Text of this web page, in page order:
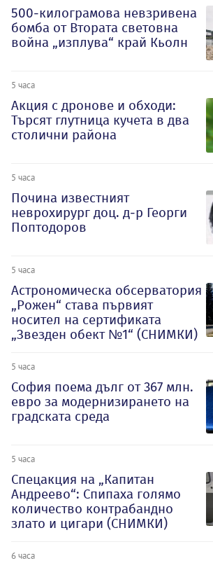
500-килограмова невзривена
бомба от Втората световна
война „изплува“ край Кьолн
5 часа
Акция с дронове и обходи:
Търсят глутница кучета в два
столични района
5 часа
Почина известният
неврохирург доц. д-р Георги
Поптодоров
5 часа
Астрономическа обсерватория
„Рожен“ става първият
носител на сертификата
„Звезден обект №1“ (СНИМКИ)
5 часа
София поема дълг от 367 млн.
евро за модернизирането на
градската среда
5 часа
Спецакция на „Капитан
Андреево“: Спипаха голямо
количество контрабандно
злато и цигари (СНИМКИ)
6 часа